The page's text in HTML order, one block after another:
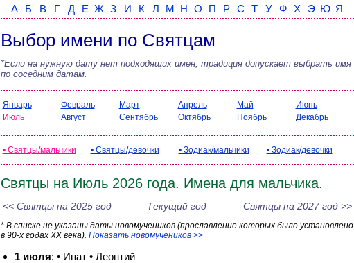
А Б В Г Д Е Ж З И К Л М Н О П Р С Т У Ф Х Э Ю Я
Выбор имени по Святцам
*Если на нужную дату нет подходящих имен, традиция допускает выбрать имя
по соседним датам.
Январь Февраль Март Апрель Май
Июнь
Июль
Август Сентябрь Октябрь Ноябрь Декабрь
• Святцы/мальчики • Святцы/девочки • Зодиак/мальчики • Зодиак/девочки
Святцы на Июль 2026 года. Имена для мальчика.
<< Святцы на 2025 год Текущий год Святцы на 2027 год >>
* В списке не указаны даты новомучеников (прославление которых было установлено
в 90-х годах XX века). Показать новомучеников >>
1 июля: • Ипат • Леонтий